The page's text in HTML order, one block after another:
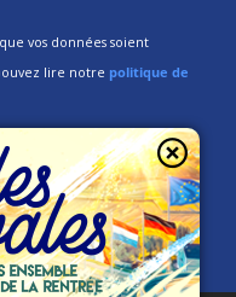
vos données soient
lire notre politique de